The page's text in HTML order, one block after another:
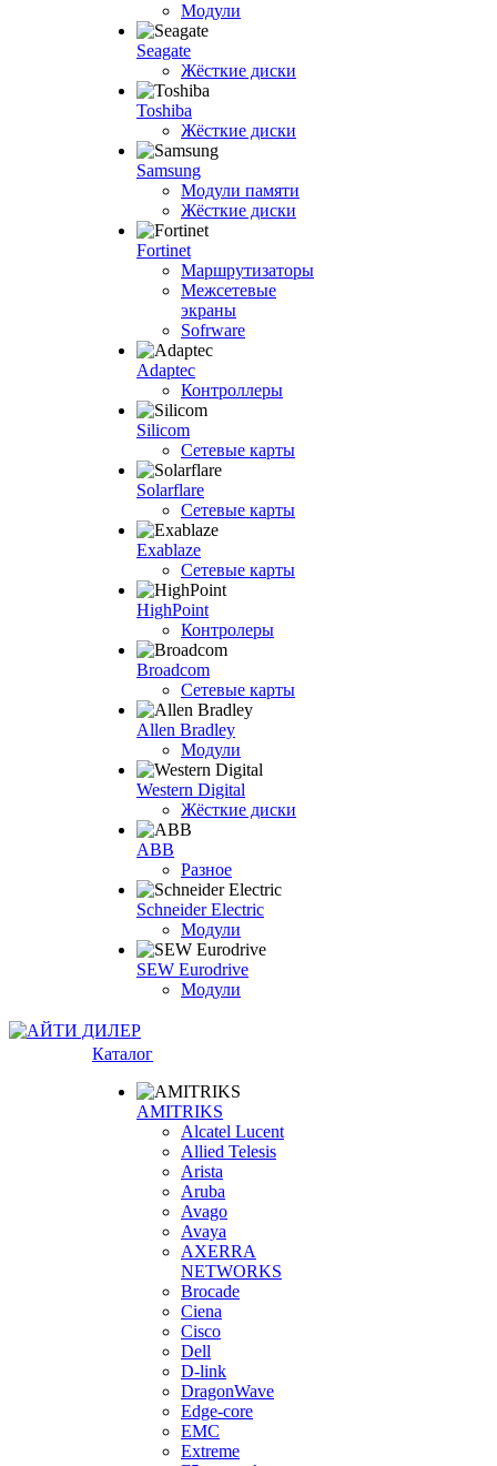
Модули
Seagate
Жёсткие диски
Toshiba
Жёсткие диски
Samsung
Модули памяти
Жёсткие диски
Fortinet
Маршрутизаторы
Межсетевые
экраны
Sofrware
Adaptec
Контроллеры
Silicom
Сетевые карты
Solarflare
Сетевые карты
Exablaze
Сетевые карты
HighPoint
Контролеры
Broadcom
Сетевые карты
Allen Bradley
Модули
Western Digital
Жёсткие диски
ABB
Разное
Schneider Electric
Модули
SEW Eurodrive
Модули
Каталог
AMITRIKS
Alcatel Lucent
Allied Telesis
Arista
Aruba
Avago
Avaya
AXERRA
NETWORKS
Brocade
Ciena
Cisco
Dell
D-link
DragonWave
Edge-core
EMC
Extreme